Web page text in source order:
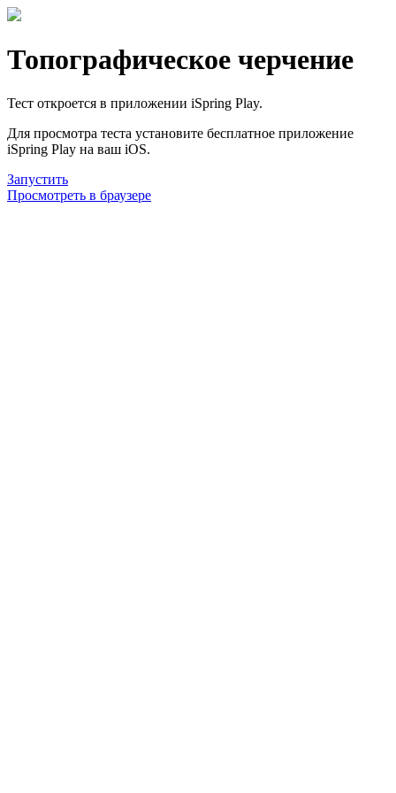
Топографическое черчение
Тест откроется в приложении iSpring Play.
Для просмотра теста установите бесплатное приложение
iSpring Play на ваш iOS.
Запустить
Просмотреть в браузере